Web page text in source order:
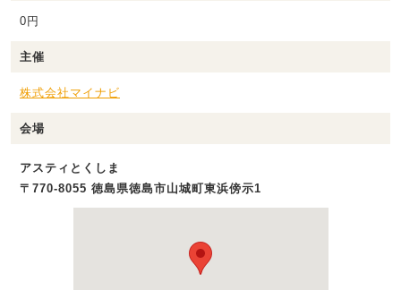
0円
主催
株式会社マイナビ
会場
アスティとくしま
〒770-8055 徳島県徳島市山城町東浜傍示1